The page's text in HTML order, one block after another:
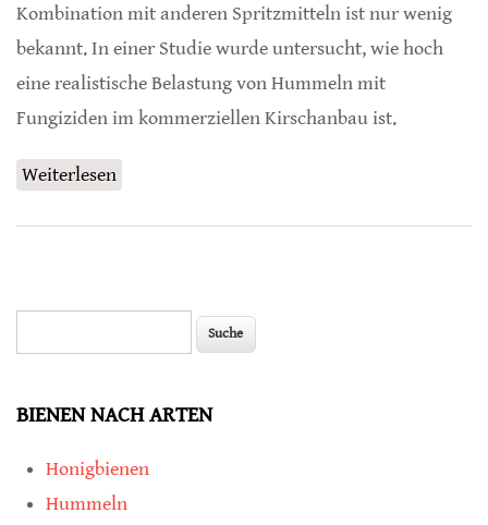
Kombination mit anderen Spritzmitteln ist nur wenig
bekannt. In einer Studie wurde untersucht, wie hoch
eine realistische Belastung von Hummeln mit
Fungiziden im kommerziellen Kirschanbau ist.
Weiterlesen
BIENEN NACH ARTEN
Honigbienen
Hummeln